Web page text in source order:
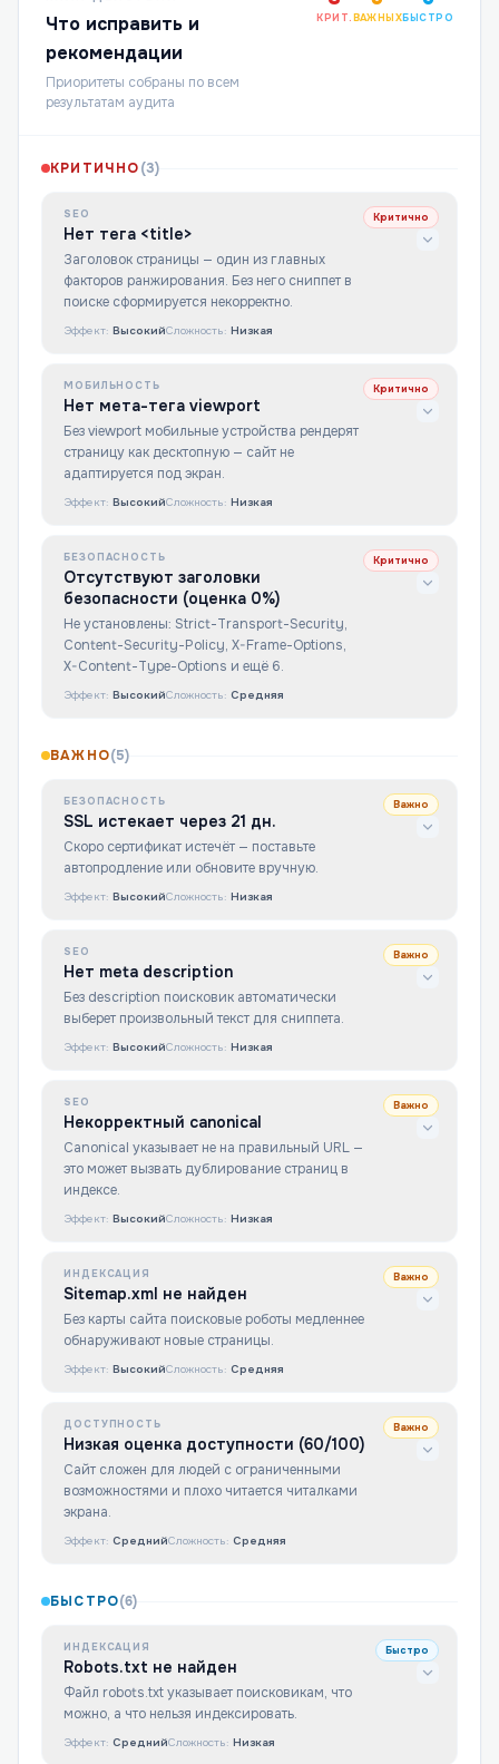
Что исправить и
рекомендации
Приоритеты собраны по всем
результатам аудита
КРИТ.ВАЖНЫХБЫСТРО
КРИТИЧНО(3)
SEO
Нет тега <title>
Заголовок страницы — один из главных
факторов ранжирования. Без него сниппет в
поиске сформируется некорректно.
Критично
Эффект: ВысокийСложность: Низкая
МОБИЛЬНОСТЬ
Нет мета-тега viewport
Без viewport мобильные устройства рендерят
страницу как десктопную — сайт не
адаптируется под экран.
Критично
Эффект: ВысокийСложность: Низкая
БЕЗОПАСНОСТЬ
Отсутствуют заголовки
безопасности (оценка 0%)
Не установлены: Strict-Transport-Security,
Content-Security-Policy, X-Frame-Options,
X-Content-Type-Options и ещё 6.
Критично
Эффект: ВысокийСложность: Средняя
ВАЖНО(5)
БЕЗОПАСНОСТЬ
SSL истекает через 21 дн.
Скоро сертификат истечёт — поставьте
автопродление или обновите вручную.
Важно
Эффект: ВысокийСложность: Низкая
SEO
Нет meta description
Без description поисковик автоматически
выберет произвольный текст для сниппета.
Важно
Эффект: ВысокийСложность: Низкая
SEO
Некорректный canonical
Canonical указывает не на правильный URL —
это может вызвать дублирование страниц в
индексе.
Важно
Эффект: ВысокийСложность: Низкая
ИНДЕКСАЦИЯ
Sitemap.xml не найден
Без карты сайта поисковые роботы медленнее
обнаруживают новые страницы.
Важно
Эффект: ВысокийСложность: Средняя
ДОСТУПНОСТЬ
Низкая оценка доступности (60/100)
Сайт сложен для людей с ограниченными
возможностями и плохо читается читалками
экрана.
Важно
Эффект: СреднийСложность: Средняя
БЫСТРО(6)
ИНДЕКСАЦИЯ
Robots.txt не найден
Файл robots.txt указывает поисковикам, что
можно, а что нельзя индексировать.
Быстро
Эффект: СреднийСложность: Низкая